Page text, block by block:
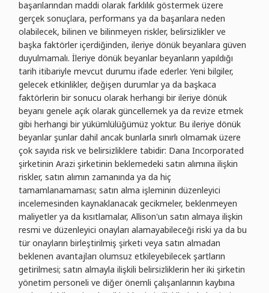
başarılarından maddi olarak farklılık göstermek üzere
gerçek sonuçlara, performans ya da başarılara neden
olabilecek, bilinen ve bilinmeyen riskler, belirsizlikler ve
başka faktörler içerdiğinden, ileriye dönük beyanlara güven
duyulmamalı. İleriye dönük beyanlar beyanların yapıldığı
tarih itibariyle mevcut durumu ifade ederler. Yeni bilgiler,
gelecek etkinlikler, değişen durumlar ya da başkaca
faktörlerin bir sonucu olarak herhangi bir ileriye dönük
beyanı genele açık olarak güncellemek ya da revize etmek
gibi herhangi bir yükümlülüğümüz yoktur. Bu ileriye dönük
beyanlar şunlar dahil ancak bunlarla sınırlı olmamak üzere
çok sayıda risk ve belirsizliklere tabidir: Dana Incorporated
şirketinin Arazi şirketinin beklemedeki satın alımına ilişkin
riskler, satın alımın zamanında ya da hiç
tamamlanamaması; satın alma işleminin düzenleyici
incelemesinden kaynaklanacak gecikmeler, beklenmeyen
maliyetler ya da kısıtlamalar, Allison'un satın almaya ilişkin
resmi ve düzenleyici onayları alamayabileceği riski ya da bu
tür onayların birleştirilmiş şirketi veya satın almadan
beklenen avantajları olumsuz etkileyebilecek şartların
getirilmesi; satın almayla ilişkili belirsizliklerin her iki şirketin
yönetim personeli ve diğer önemli çalışanlarının kaybına